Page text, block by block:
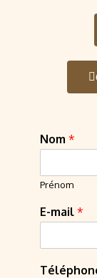
Nom *
Prénom
E-mail *